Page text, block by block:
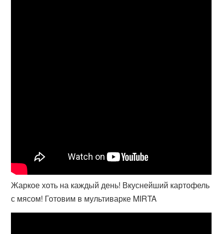
Жаркое хоть на каждый день! Вкуснейший картофель
с мясом! Готовим в мультиварке MIRTA